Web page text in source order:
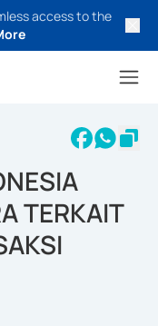
access to the
TERKAIT